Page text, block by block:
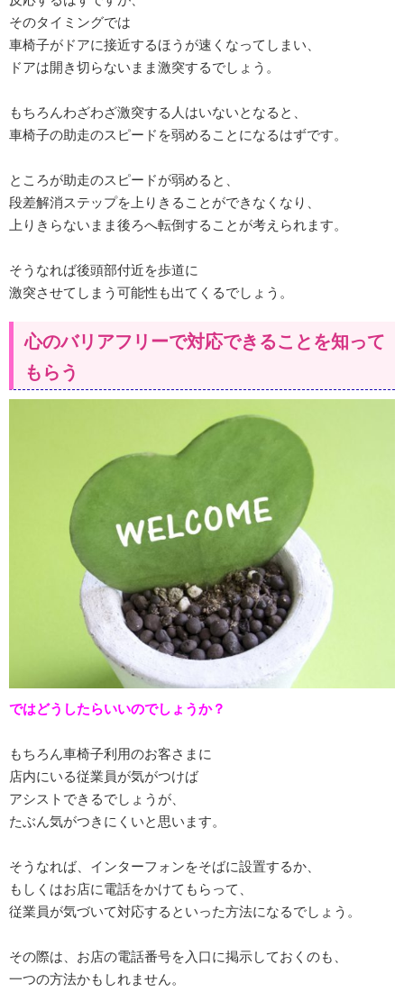
そのタイミングでは
車椅子がドアに接近するほうが速くなってしまい、
ドアは開き切らないまま激突するでしょう。
もちろんわざわざ激突する人はいないとなると、
車椅子の助走のスピードを弱めることになるはずです。
ところが助走のスピードが弱めると、
段差解消ステップを上りきることができなくなり、
上りきらないまま後ろへ転倒することが考えられます。
そうなれば後頭部付近を歩道に
激突させてしまう可能性も出てくるでしょう。
心のバリアフリーで対応できることを知って
もらう
ではどうしたらいいのでしょうか？
もちろん車椅子利用のお客さまに
店内にいる従業員が気がつけば
アシストできるでしょうが、
たぶん気がつきにくいと思います。
そうなれば、インターフォンをそばに設置するか、
もしくはお店に電話をかけてもらって、
従業員が気づいて対応するといった方法になるでしょう。
その際は、お店の電話番号を入口に掲示しておくのも、
一つの方法かもしれません。